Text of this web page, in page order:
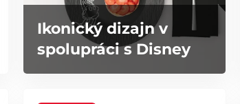
Ikonický dizajn v
spolupráci s Disney